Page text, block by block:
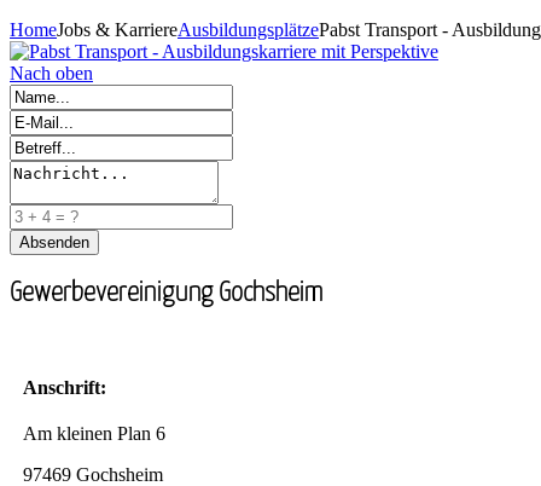
HomeJobs & KarriereAusbildungsplätzePabst Transport -
Nach oben
Gewerbevereinigung Gochsheim
Anschrift:
Am kleinen Plan 6
97469 Gochsheim